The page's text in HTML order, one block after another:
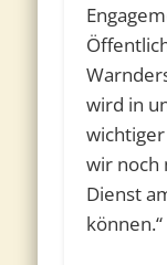
wird in
wir noch
Dienst
können.“